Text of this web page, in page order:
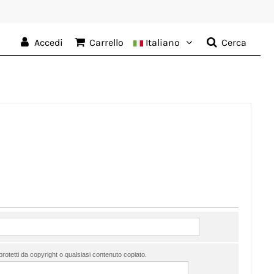
Accedi Carrello Italiano Cerca
da copyright o qualsiasi contenuto copiato.